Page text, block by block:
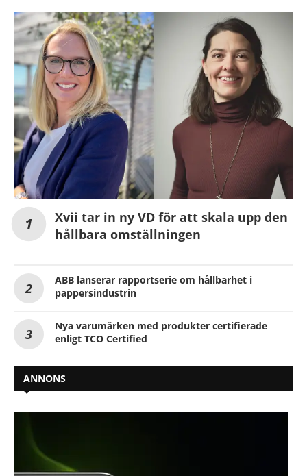
Xvii tar in ny VD för att skala upp den
hållbara omställningen
ABB lanserar rapportserie om hållbarhet i
pappersindustrin
Nya varumärken med produkter certifierade
enligt TCO Certified
ANNONS